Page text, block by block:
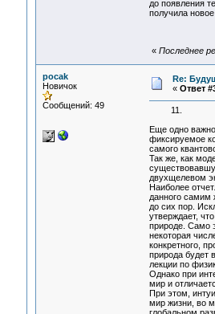
до появления
получила
« Последнее
pocak
Новичок
Сообщений: 49
Re:
« Ответ
11.
Еще одно
фиксируемое
самого
Так же, как
двухщелевом
Наиболее
данного самим
до сих пор.
утверждает,
природе. Само
некоторая
конкретного,
природа будет
лекции по
Однако при
мир и
При этом,
мир жизни, во